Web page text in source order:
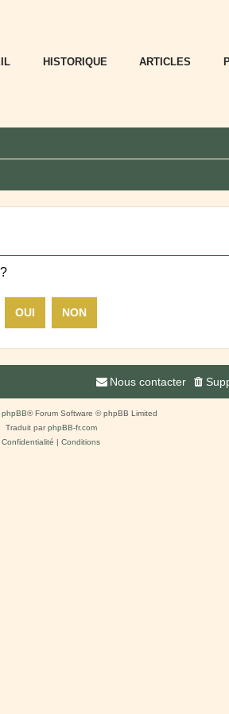
HISTORIQUE ARTICLES
Nous contacter
phpBB® Forum Software © phpBB Limited
Traduit parphpBB-fr.com
Confidentialité | Conditions